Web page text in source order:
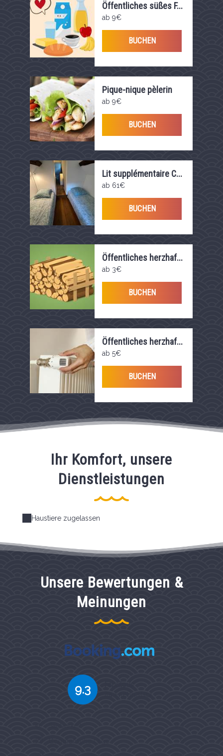
Öffentliches süßes F...
ab 9€
BUCHEN
Pique-nique pèlerin
ab 9€
BUCHEN
Lit supplémentaire C...
ab 61€
BUCHEN
Öffentliches herzhaf...
ab 3€
BUCHEN
Öffentliches herzhaf...
ab 5€
BUCHEN
Ihr Komfort, unsere
Dienstleistungen
Haustiere zugelassen
Unsere Bewertungen &
Meinungen
9.3